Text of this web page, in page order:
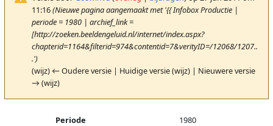
11:16(Nieuwe pagina aangemaakt met '{{ Infobox Productie |
periode = 1980 | archief_link =
[http://zoeken.beeldengeluid.nl/internet/index.aspx?
chapterid=1164&filterid=974&contentid=7&verityID=/12068/1207..
.')
(wijz) ← Oudere versie | Huidige versie (wijz) | Nieuwere versie
→ (wijz)
Periode 1980